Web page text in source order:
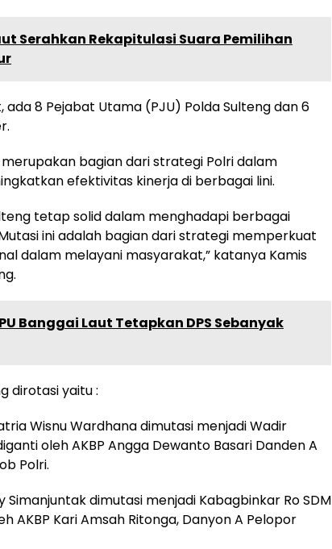
Serahkan Rekapitulasi Suara Pemilihan
8 Pejabat Utama (PJU) Polda Sulteng dan 6
bagian dari strategi Polri dalam
efektivitas kinerja di berbagai lini.
tetap solid dalam menghadapi berbagai
ini adalah bagian dari strategi memperkuat
dalam melayani masyarakat,” katanya Kamis
Banggai Laut Tetapkan DPS Sebanyak
dirotasi yaitu :
Wisnu Wardhana dimutasi menjadi Wadir
oleh AKBP Angga Dewanto Basari Danden A
Polri.
Simanjuntak dimutasi menjadi Kabagbinkar Ro SDM
AKBP Kari Amsah Ritonga, Danyon A Pelopor